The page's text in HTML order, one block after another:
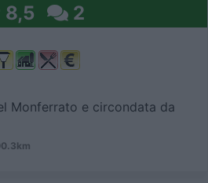
8,5 2
Monferrato e circondata da